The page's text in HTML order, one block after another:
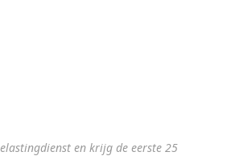
en krijg de eerste 25